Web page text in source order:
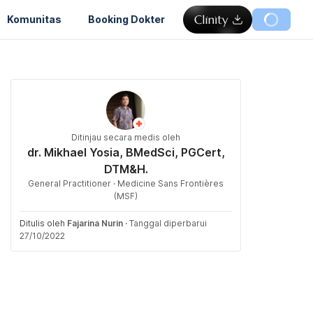
Komunitas Booking Dokter
Ditinjau secara medis oleh
dr. Mikhael Yosia, BMedSci, PGCert,
DTM&H.
General Practitioner · Medicine Sans Frontières
(MSF)
Ditulis oleh Fajarina Nurin · Tanggal diperbarui
27/10/2022